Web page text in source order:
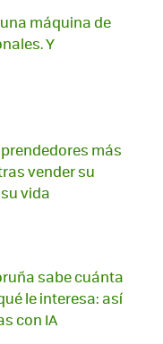
máquina de
Y
más
vender su
vida
sabe cuánta
le interesa: así
con IA